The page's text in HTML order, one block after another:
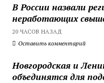
В России назвали
неработающих
20 ЧАСОВ НАЗАД
Оставить комментарий
Новгородская и
объединятся для